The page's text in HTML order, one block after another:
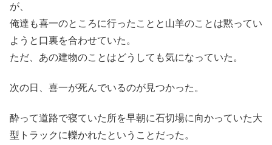
が、
俺達も喜一のところに行ったことと山羊のことは黙ってい
ようと口裏を合わせていた。
ただ、あの建物のことはどうしても気になっていた。
次の日、喜一が死んでいるのが見つかった。
酔って道路で寝ていた所を早朝に石切場に向かっていた大
型トラックに轢かれたということだった。